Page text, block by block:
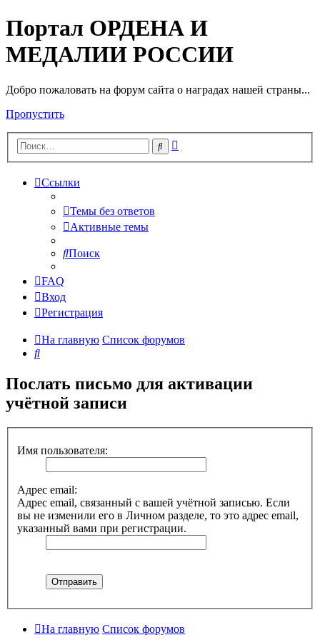
Портал ОРДЕНА И
МЕДАЛИИ РОССИИ
Добро пожаловать на форум сайта о наградах нашей страны...
Пропустить
Поиск
Ссылки
Темы без ответов
Активные темы
Поиск
FAQ
Вход
Регистрация
На главную Список форумов
Поиск
Послать письмо для активации
учётной записи
Имя пользователя:
Адрес email:
Адрес email, связанный с вашей учётной записью. Если
вы не изменили его в Личном разделе, то это адрес email,
указанный вами при регистрации.
На главную Список форумов